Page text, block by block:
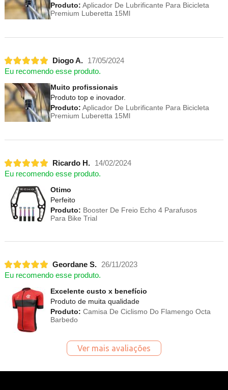
Produto: Aplicador De Lubrificante Para Bicicleta
Premium Luberetta 15Ml
Diogo A.
17/05/2024
Eu recomendo esse produto.
Muito profissionais
Produto top e inovador.
Produto: Aplicador De Lubrificante Para Bicicleta
Premium Luberetta 15Ml
Ricardo H.
14/02/2024
Eu recomendo esse produto.
Otimo
Perfeito
Produto: Booster De Freio Echo 4 Parafusos
Para Bike Trial
Geordane S.
26/11/2023
Eu recomendo esse produto.
Excelente custo x benefício
Produto de muita qualidade
Produto: Camisa De Ciclismo Do Flamengo Octa
Barbedo
Ver mais avaliações